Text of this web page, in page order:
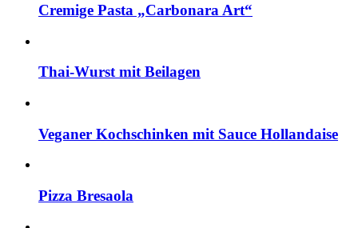
Cremige Pasta „Carbonara Art“
Thai-Wurst mit Beilagen
Veganer Kochschinken mit Sauce Hollandaise
Pizza Bresaola